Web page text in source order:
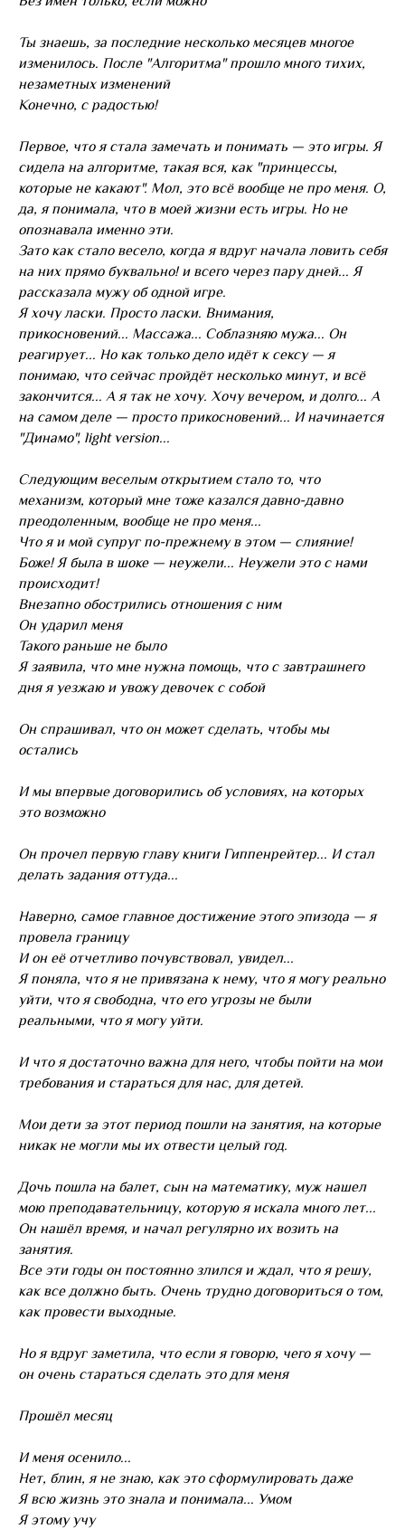
Ты знаешь, за последние несколько месяцев многое
изменилось. После "Алгоритма" прошло много тихих,
незаметных изменений
Конечно, с радостью!
Первое, что я стала замечать и понимать — это игры. Я
сидела на алгоритме, такая вся, как "принцессы,
которые не какают". Мол, это всё вообще не про меня. О,
да, я понимала, что в моей жизни есть игры. Но не
опознавала именно эти.
Зато как стало весело, когда я вдруг начала ловить себя
на них прямо буквально! и всего через пару дней... Я
рассказала мужу об одной игре.
Я хочу ласки. Просто ласки. Внимания,
прикосновений... Массажа... Соблазняю мужа... Он
реагирует... Но как только дело идёт к сексу — я
понимаю, что сейчас пройдёт несколько минут, и всё
закончится... А я так не хочу. Хочу вечером, и долго... А
на самом деле — просто прикосновений... И начинается
"Динамо", light version...
Следующим веселым открытием стало то, что
механизм, который мне тоже казался давно-давно
преодоленным, вообще не про меня...
Что я и мой супруг по-прежнему в этом — слияние!
Боже! Я была в шоке — неужели... Неужели это с нами
происходит!
Внезапно обострились отношения с ним
Он ударил меня
Такого раньше не было
Я заявила, что мне нужна помощь, что с завтрашнего
дня я уезжаю и увожу девочек с собой
Он спрашивал, что он может сделать, чтобы мы
остались
И мы впервые договорились об условиях, на которых
это возможно
Он прочел первую главу книги Гиппенрейтер... И стал
делать задания оттуда...
Наверно, самое главное достижение этого эпизода — я
провела границу
И он её отчетливо почувствовал, увидел...
Я поняла, что я не привязана к нему, что я могу реально
уйти, что я свободна, что его угрозы не были
реальными, что я могу уйти.
И что я достаточно важна для него, чтобы пойти на мои
требования и стараться для нас, для детей.
Мои дети за этот период пошли на занятия, на которые
никак не могли мы их отвести целый год.
Дочь пошла на балет, сын на математику, муж нашел
мою преподавательницу, которую я искала много лет...
Он нашёл время, и начал регулярно их возить на
занятия.
Все эти годы он постоянно злился и ждал, что я решу,
как все должно быть. Очень трудно договориться о том,
как провести выходные.
Но я вдруг заметила, что если я говорю, чего я хочу —
он очень стараться сделать это для меня
Прошёл месяц
И меня осенило...
Нет, блин, я не знаю, как это сформулировать даже
Я всю жизнь это знала и понимала... Умом
Я этому учу